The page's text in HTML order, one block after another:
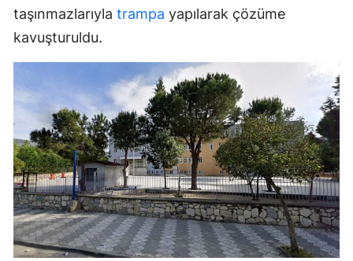
taşınmazlarıyla trampa yapılarak çözüme
kavuşturuldu.